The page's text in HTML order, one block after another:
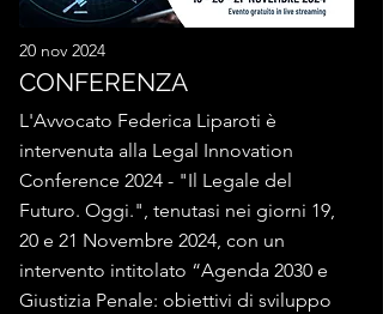
20 nov 2024
CONFERENZA
L'Avvocato Federica Liparoti è
intervenuta alla Legal Innovation
Conference 2024 - "Il Legale del
Futuro. Oggi.", tenutasi nei giorni 19,
20 e 21 Novembre 2024, con un
intervento intitolato “Agenda 2030 e
Giustizia Penale: obiettivi di sviluppo